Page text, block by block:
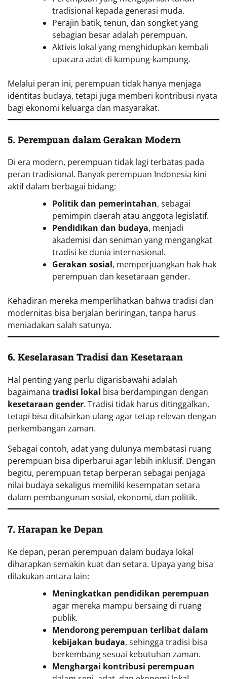
tradisional kepada generasi muda.
Perajin batik, tenun, dan songket yang
sebagian besar adalah perempuan.
Aktivis lokal yang menghidupkan kembali
upacara adat di kampung-kampung.
Melalui peran ini, perempuan tidak hanya menjaga
identitas budaya, tetapi juga memberi kontribusi nyata
bagi ekonomi keluarga dan masyarakat.
5. Perempuan dalam Gerakan Modern
Di era modern, perempuan tidak lagi terbatas pada
peran tradisional. Banyak perempuan Indonesia kini
aktif dalam berbagai bidang:
Politik dan pemerintahan, sebagai
pemimpin daerah atau anggota legislatif.
Pendidikan dan budaya, menjadi
akademisi dan seniman yang mengangkat
tradisi ke dunia internasional.
Gerakan sosial, memperjuangkan hak-hak
perempuan dan kesetaraan gender.
Kehadiran mereka memperlihatkan bahwa tradisi dan
modernitas bisa berjalan beriringan, tanpa harus
meniadakan salah satunya.
6. Keselarasan Tradisi dan Kesetaraan
Hal penting yang perlu digarisbawahi adalah
bagaimana tradisi lokal bisa berdampingan dengan
kesetaraan gender. Tradisi tidak harus ditinggalkan,
tetapi bisa ditafsirkan ulang agar tetap relevan dengan
perkembangan zaman.
Sebagai contoh, adat yang dulunya membatasi ruang
perempuan bisa diperbarui agar lebih inklusif. Dengan
begitu, perempuan tetap berperan sebagai penjaga
nilai budaya sekaligus memiliki kesempatan setara
dalam pembangunan sosial, ekonomi, dan politik.
7. Harapan ke Depan
Ke depan, peran perempuan dalam budaya lokal
diharapkan semakin kuat dan setara. Upaya yang bisa
dilakukan antara lain:
Meningkatkan pendidikan perempuan
agar mereka mampu bersaing di ruang
publik.
Mendorong perempuan terlibat dalam
kebijakan budaya, sehingga tradisi bisa
berkembang sesuai kebutuhan zaman.
Menghargai kontribusi perempuan